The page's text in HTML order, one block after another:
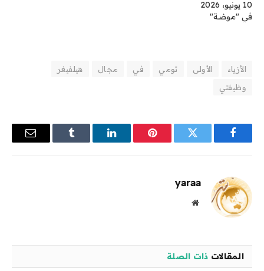
10 يونيو، 2026
في "موضة"
الأزياء الأولى تومي في مجال
هيلفيغر
وظيفتي
فيسبوك تويتر بينتيريستلينكدإن Tumblr
البريد
yaraa
موقع
المقالات ذات الصلة